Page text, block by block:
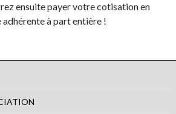
ensuite payer votre cotisation en
à part entière !